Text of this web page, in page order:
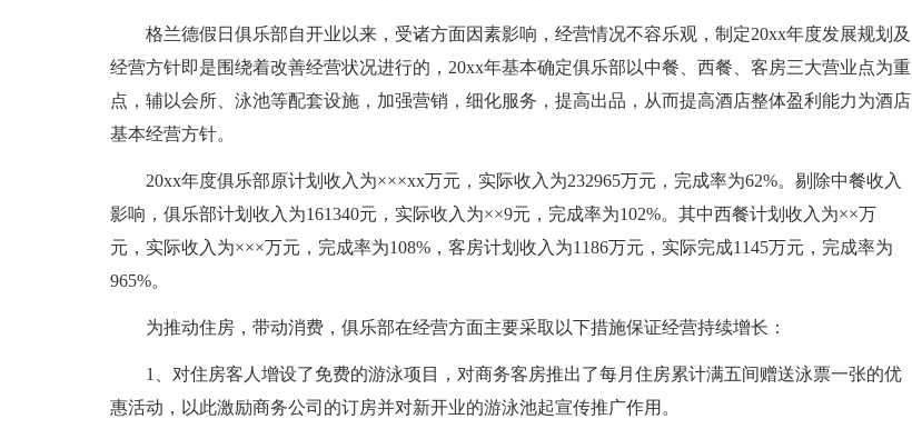
格兰德假日俱乐部自开业以来，受诸方面因素影响，经营情况不容乐观，制定20xx年度发展规划及
经营方针即是围绕着改善经营状况进行的，20xx年基本确定俱乐部以中餐、西餐、客房三大营业点为重
点，辅以会所、泳池等配套设施，加强营销，细化服务，提高出品，从而提高酒店整体盈利能力为酒店
基本经营方针。
20xx年度俱乐部原计划收入为×××xx万元，实际收入为232965万元，完成率为62%。剔除中餐收入
影响，俱乐部计划收入为161340元，实际收入为××9元，完成率为102%。其中西餐计划收入为××万
元，实际收入为×××万元，完成率为108%，客房计划收入为1186万元，实际完成1145万元，完成率为
965%。
为推动住房，带动消费，俱乐部在经营方面主要采取以下措施保证经营持续增长：
1、对住房客人增设了免费的游泳项目，对商务客房推出了每月住房累计满五间赠送泳票一张的优
惠活动，以此激励商务公司的订房并对新开业的游泳池起宣传推广作用。